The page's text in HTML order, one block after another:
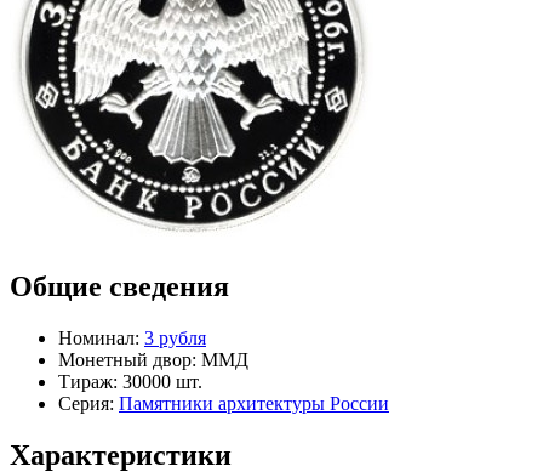
Общие сведения
Номинал: 3 рубля
Монетный двор: ММД
Тираж: 30000 шт.
Серия: Памятники архитектуры России
Характеристики